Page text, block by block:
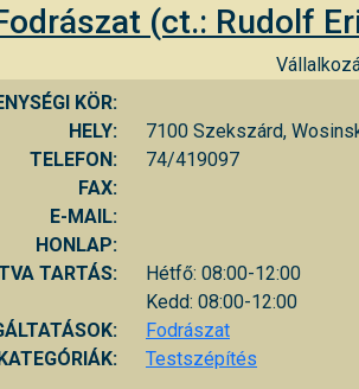
(ct.: Rudolf
KÖR:
HELY:
7100 Szekszárd,
TELEFON:
74/419097
FAX:
E-MAIL:
HONLAP:
TARTÁS:
Hétfő: 08:00-12:00
Kedd: 08:00-12:00
Fodrászat
Testszépítés